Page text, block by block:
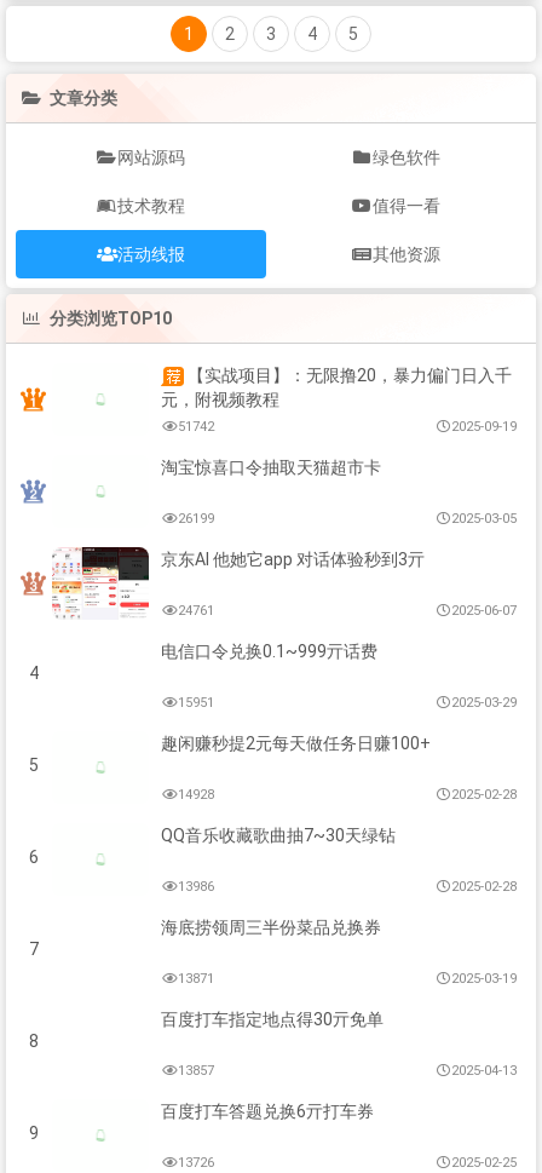
1 2 3 4 5
文章分类
网站源码 绿色软件
技术教程 值得一看
活动线报 其他资源
分类浏览TOP10
【实战项目】：无限撸20，暴力偏门日入千
元，附视频教程
51742 2025-09-19
淘宝惊喜口令抽取天猫超市卡
26199 2025-03-05
京东AI 他她它app 对话体验秒到3亓
24761 2025-06-07
4
电信口令兑换0.1~999亓话费
15951 2025-03-29
5
趣闲赚秒提2元每天做任务日赚100+
14928 2025-02-28
6
QQ音乐收藏歌曲抽7~30天绿钻
13986 2025-02-28
7
海底捞领周三半份菜品兑换券
13871 2025-03-19
8
百度打车指定地点得30亓免单
13857 2025-04-13
9
百度打车答题兑换6亓打车券
13726 2025-02-25